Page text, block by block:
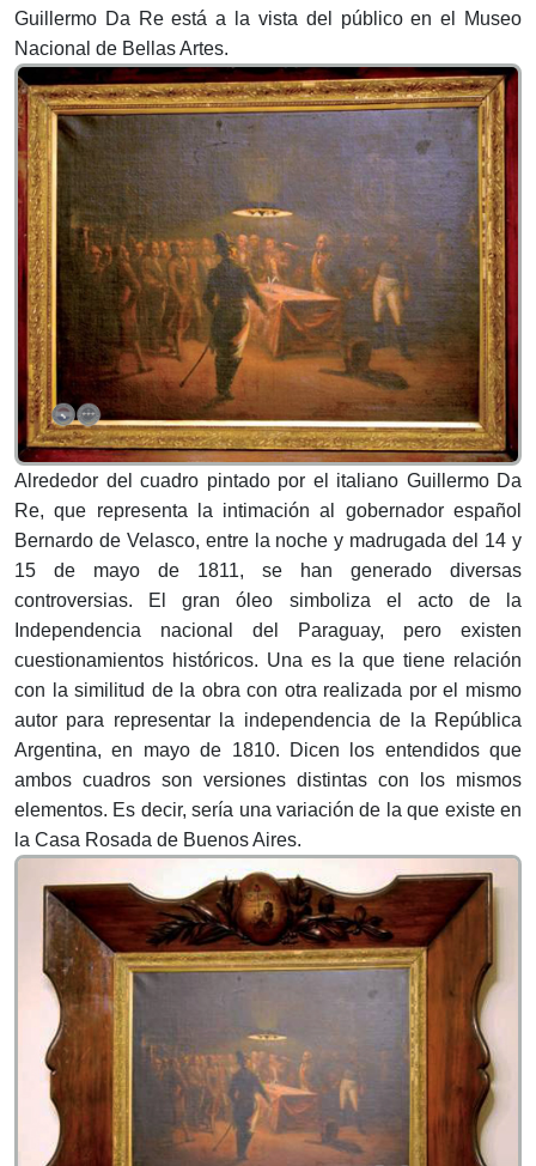
Guillermo Da Re está a la vista del público en el Museo
Nacional de Bellas Artes.
Alrededor del cuadro pintado por el italiano Guillermo Da
Re, que representa la intimación al gobernador español
Bernardo de Velasco, entre la noche y madrugada del 14 y
15 de mayo de 1811, se han generado diversas
controversias. El gran óleo simboliza el acto de la
Independencia nacional del Paraguay, pero existen
cuestionamientos históricos. Una es la que tiene relación
con la similitud de la obra con otra realizada por el mismo
autor para representar la independencia de la República
Argentina, en mayo de 1810. Dicen los entendidos que
ambos cuadros son versiones distintas con los mismos
elementos. Es decir, sería una variación de la que existe en
la Casa Rosada de Buenos Aires.